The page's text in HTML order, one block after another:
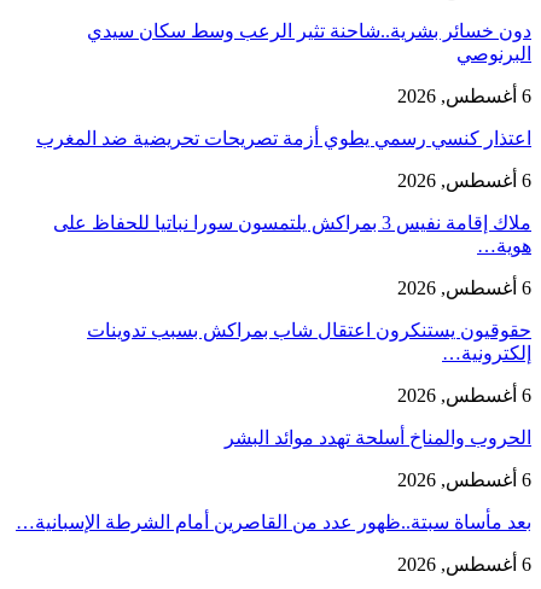
دون خسائر بشرية..شاحنة تثير الرعب وسط سكان سيدي
البرنوصي
6 أغسطس, 2026
اعتذار كنسي رسمي يطوي أزمة تصريحات تحريضية ضد المغرب
6 أغسطس, 2026
ملاك إقامة نفيس 3 بمراكش يلتمسون سورا نباتيا للحفاظ على
هوية…
6 أغسطس, 2026
حقوقيون يستنكرون اعتقال شاب بمراكش بسبب تدوينات
إلكترونية…
6 أغسطس, 2026
الحروب والمناخ أسلحة تهدد موائد البشر
6 أغسطس, 2026
بعد مأساة سبتة..ظهور عدد من القاصرين أمام الشرطة الإسبانية…
6 أغسطس, 2026